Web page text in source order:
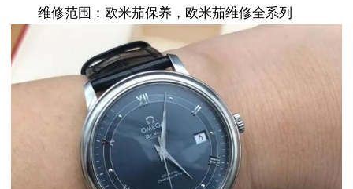
维修范围：欧米茄保养，欧米茄维修全系列